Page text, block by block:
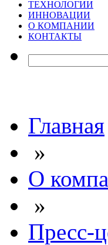
ТЕХНОЛОГИИ
ИННОВАЦИИ
О КОМПАНИИ
КОНТАКТЫ
Главная
»
О
»
Пресс-